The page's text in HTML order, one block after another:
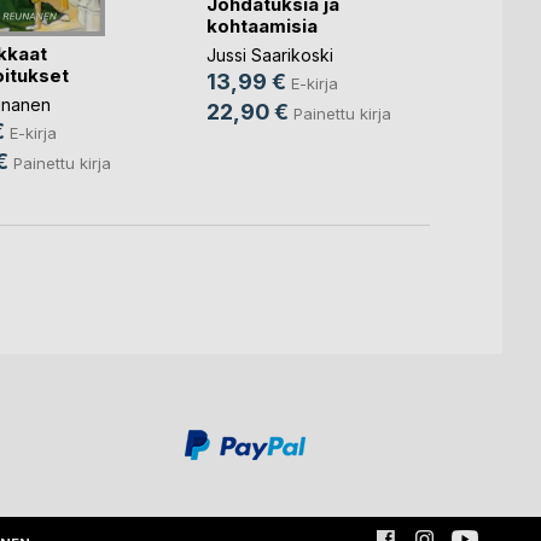
E-kirja
Painettu kirja
kohtaamisia
Jussi Saarikoski
13,99 € E-kirja
22,90 € Painettu kirja